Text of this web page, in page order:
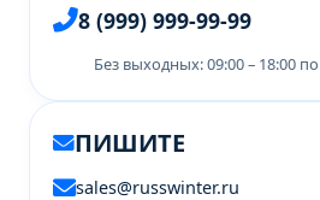
8 (999) 999-99-99
Без выходных: 09:00 – 18:00
ПИШИТЕ
sales@russwinter.ru